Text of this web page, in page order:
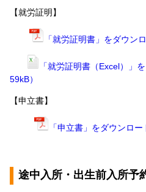
【就労証明】
「就労証明書」をダウン
「就労証明書（Excel）」
59kB）
【申立書】
「申立書」をダウンロ
途中入所・出生前入所予